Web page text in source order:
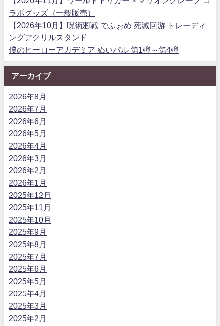
ラボグッズ（一般販売）
【2026年10月】呪術廻戦 でふぉめ 死滅回游 トレーディ
ングアクリルスタンド
僕のヒーローアカデミア ぬいパル 第1弾～第4弾
アーカイブ
2026年8月
2026年7月
2026年6月
2026年5月
2026年4月
2026年3月
2026年2月
2026年1月
2025年12月
2025年11月
2025年10月
2025年9月
2025年8月
2025年7月
2025年6月
2025年5月
2025年4月
2025年3月
2025年2月